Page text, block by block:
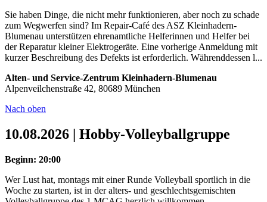
Sie haben Dinge, die nicht mehr funktionieren, aber noch zu schade
zum Wegwerfen sind? Im Repair-Café des ASZ Kleinhadern-
Blumenau unterstützen ehrenamtliche Helferinnen und Helfer bei
der Reparatur kleiner Elektrogeräte. Eine vorherige Anmeldung mit
kurzer Beschreibung des Defekts ist erforderlich. Währenddessen l...
Alten- und Service-Zentrum Kleinhadern-Blumenau
Alpenveilchenstraße 42, 80689 München
Nach oben
10.08.2026 | Hobby-Volleyballgruppe
Beginn: 20:00
Wer Lust hat, montags mit einer Runde Volleyball sportlich in die
Woche zu starten, ist in der alters- und geschlechtsgemischten